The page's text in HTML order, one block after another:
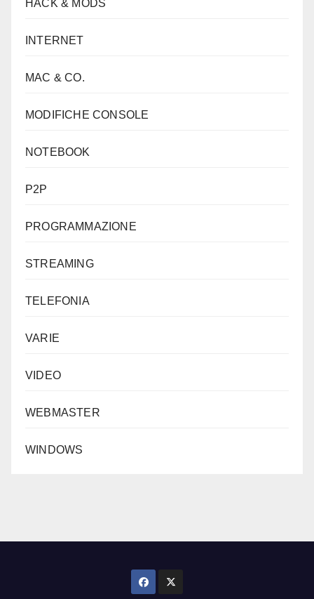
HACK & MODS
INTERNET
MAC & CO.
MODIFICHE CONSOLE
NOTEBOOK
P2P
PROGRAMMAZIONE
STREAMING
TELEFONIA
VARIE
VIDEO
WEBMASTER
WINDOWS